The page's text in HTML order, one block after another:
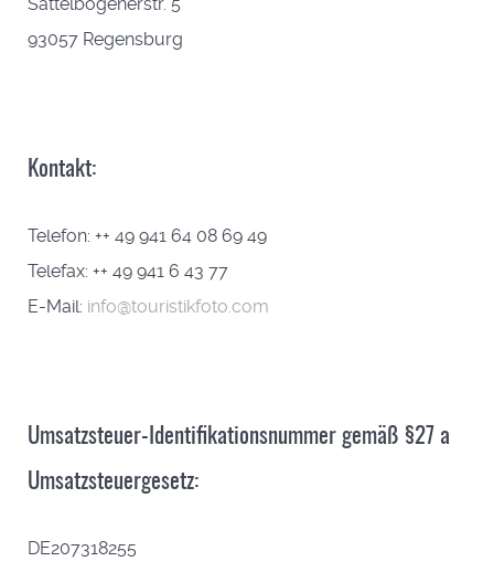
93057 Regensburg
Kontakt:
Telefon: ++ 49 941 64 08 69 49
Telefax: ++ 49 941 6 43 77
E-Mail: info@touristikfoto.com
Umsatzsteuer-Identifikationsnummer gemäß §27 a
Umsatzsteuergesetz:
DE207318255